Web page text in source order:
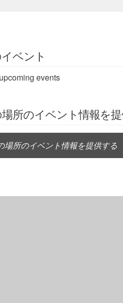
ベント
events
所のイベント情報を
場所のイベント情報を提供する